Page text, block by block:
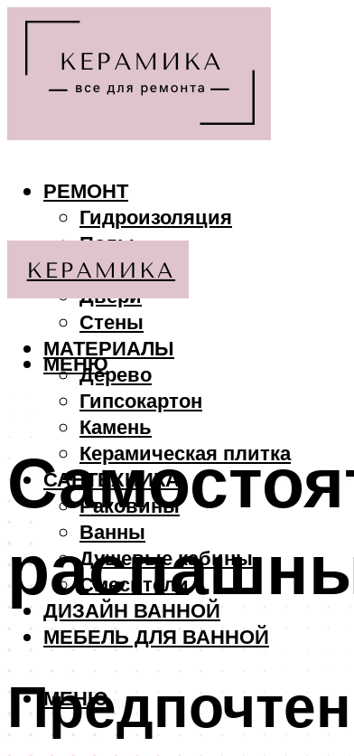
РЕМОНТ
Гидроизоляция
Полы
Потолки
Двери
Стены
МАТЕРИАЛЫ
Дерево
Гипсокартон
Камень
Керамическая плитка
САНТЕХНИКА
Раковины
Ванны
Душевые кабины
Смесители
ДИЗАЙН ВАННОЙ
МЕБЕЛЬ ДЛЯ ВАННОЙ
МЕНЮ
МЕНЮ